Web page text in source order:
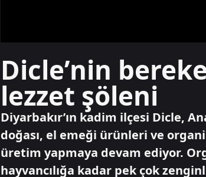
Dicle’nin
lezzet şöleni
Diyarbakır’ın kadim ilçesi Dicle,
doğası, el emeği ürünleri ve
üretim yapmaya devam ediyor.
hayvancılığa kadar pek çok